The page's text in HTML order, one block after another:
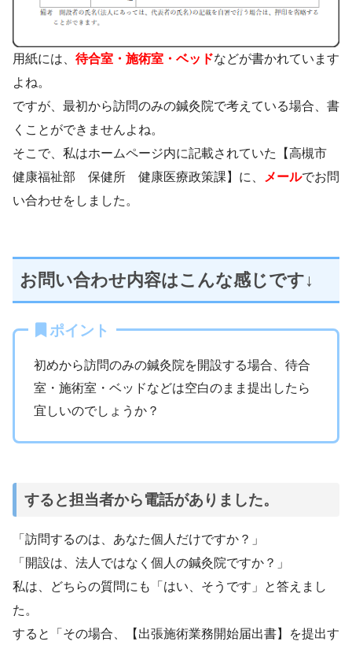
用紙には、 待合室・施術室・ベッドなどが書かれています
よね。
ですが、最初から訪問のみの鍼灸院で考えている場合、書
くことができませんよね。
そこで、私はホームページ内に記載されていた【高槻市
健康福祉部 保健所 健康医療政策課】に、
メールでお問
い合わせをしました。
お問い合わせ内容はこんな感じです↓
ポイント
初めから訪問のみの鍼灸院を開設する場合、待合
室・施術室・ベッドなどは空白のまま提出したら
宜しいのでしょうか？
すると担当者から電話がありました。
「訪問するのは、あなた個人だけですか？」
「開設は、法人ではなく個人の鍼灸院ですか？」
私は、どちらの質問にも「はい、そうです」と答えまし
た。
すると「その場合、【出張施術業務開始届出書】を提出す